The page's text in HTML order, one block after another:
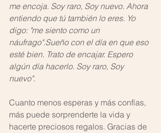
me encoja. Soy raro, Soy nuevo. Ahora
entiendo que tú también lo eres. Yo
digo: "me siento como un
náufrago".Sueño con el día en que eso
esté bien. Trato de encajar. Espero
algún día hacerlo. Soy raro, Soy
nuevo".
Cuanto menos esperas y más confías,
más puede sorprenderte la vida y
hacerte preciosos regalos. Gracias de